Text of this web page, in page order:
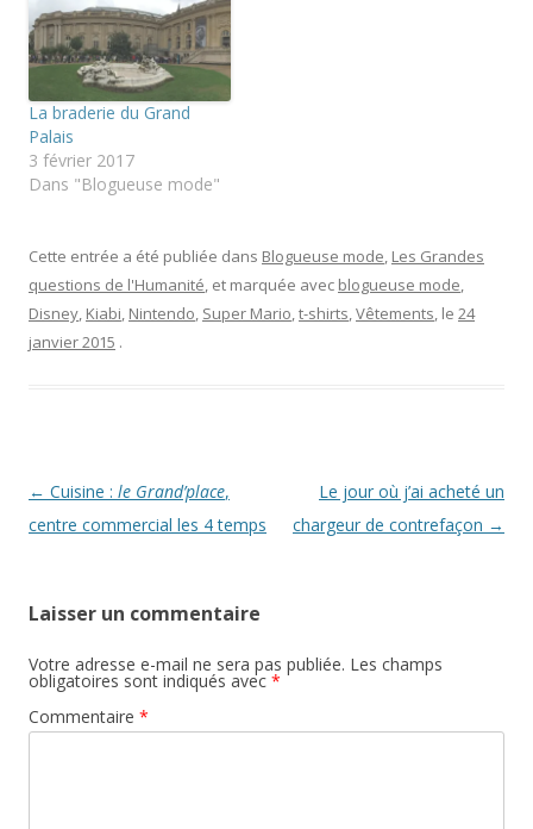
s
u
n
e
n
u
v
e
l
e
t
r
e
)
r
(
o
u
v
r
e
d
n
s
u
u
v
e
l
l
o
k
(
o
r
s
n
o
u
v
e
l
La braderie du Grand
Palais
3 février 2017
Dans "Blogueuse mode"
Cette entrée a été publiée dans Blogueuse mode, Les Grandes
questions de l'Humanité, et marquée avec blogueuse mode,
Disney, Kiabi, Nintendo, Super Mario,t-shirts,Vêtements, le 24
janvier 2015 .
Navigation
des
← Cuisine : le Grand’place,
centre commercial les 4 temps
Le jour où j’ai acheté un
chargeur de contrefaçon →
Laisser un commentaire
Votre adresse e-mail ne sera pas publiée. Les champs
obligatoires sont indiqués avec *
Commentaire *